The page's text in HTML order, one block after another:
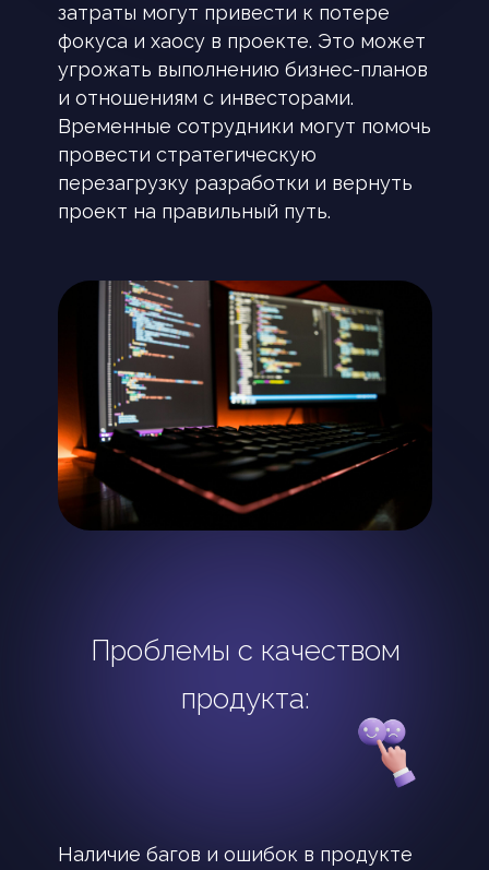
затраты могут привести к потере
фокуса и хаосу в проекте. Это может
угрожать выполнению бизнес-планов
и отношениям с инвесторами.
Временные сотрудники могут помочь
провести стратегическую
перезагрузку разработки и вернуть
проект на правильный путь.
Проблемы с качеством
продукта:
Наличие багов и ошибок в продукте